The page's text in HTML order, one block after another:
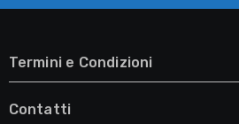
Termini e Condizioni
Contatti